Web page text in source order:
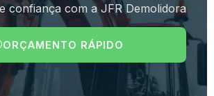
confiança com a JFR Demolidora
ORÇAMENTO RÁPIDO